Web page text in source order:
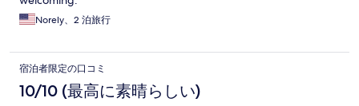
Norely、2 泊旅行
宿泊者限定の口コミ
10/10 (最高に素晴らしい)